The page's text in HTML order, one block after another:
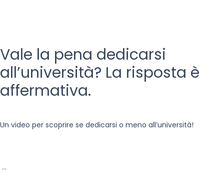
Vale la pena dedicarsi
all’università? La risposta è
affermativa.
Un video per scoprire se dedicarsi o meno all’università!
…